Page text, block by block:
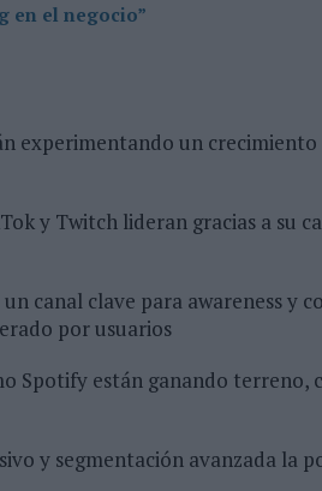
en el negocio”
experimentando un
y Twitch lideran gracias a su
canal clave para awareness y
por usuarios
Spotify están ganando terreno,
y segmentación avanzada la